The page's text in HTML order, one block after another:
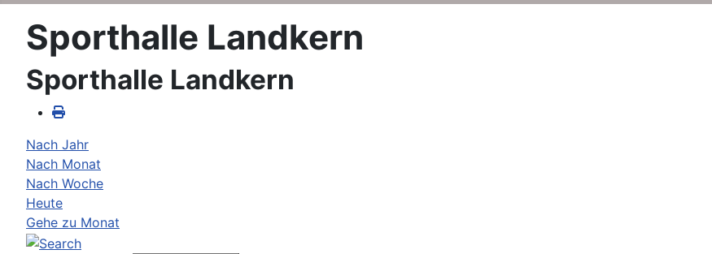
Sporthalle Landkern
Sporthalle Landkern
Nach Jahr
Nach Monat
Nach Woche
Heute
Gehe zu Monat